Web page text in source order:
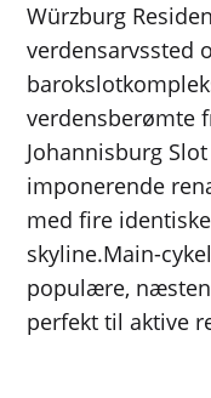
Würzburg
verdensarvssted
verdensberømte
Johannisburg
imponerende
med fire
skyline.Main-
populære,
perfekt til aktive